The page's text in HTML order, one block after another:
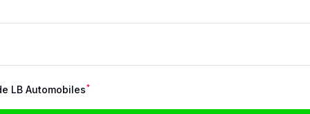
LB Automobiles*